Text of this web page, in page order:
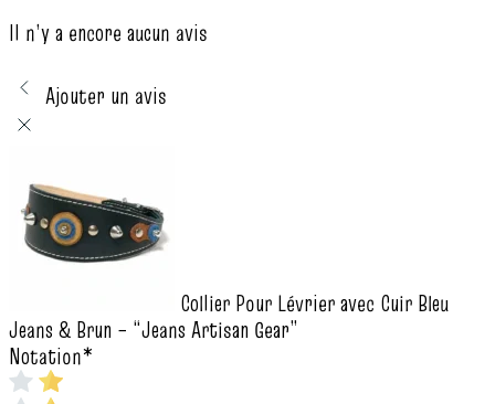
Il n’y a encore aucun avis
Ajouter un avis
Collier Pour Lévrier avec Cuir Bleu
Jeans & Brun – “Jeans Artisan Gear”
Notation*